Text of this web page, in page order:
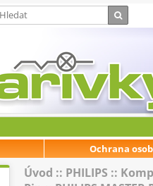
Ochrana
Úvod :: PHILIPS ::